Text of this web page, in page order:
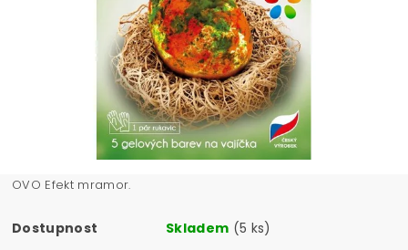
OVO Efekt mramor.
Dostupnost Skladem (5 ks)